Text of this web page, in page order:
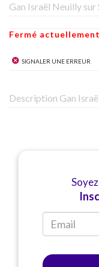
Gan Israël Neuilly sur
Fermé actuellement
Signaler une erreur
Description Gan